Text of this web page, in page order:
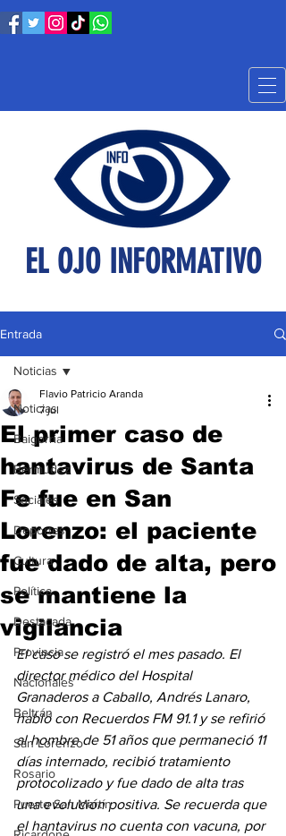
EL OJO INFORMATIVO
Entrada
Noticias
Baigorria
Bermúdez
Sociales
Deportes
Cultura
Política
Destacada
Provincia
Nacionales
Beltrán
San Lorenzo
Rosario
Puerto San Martín
Noticias
El primer caso de
hantavirus de Santa
Fe fue en San
Lorenzo: el paciente
fue dado de alta, pero
se mantiene la
vigilancia
Flavio Patricio Aranda
7 jul
El caso se registró el mes pasado. El
director médico del Hospital
Granaderos a Caballo, Andrés Lanaro,
habló con Recuerdos FM 91.1 y se refirió
al hombre de 51 años que permaneció 11
días internado, recibió tratamiento
protocolizado y fue dado de alta tras
una evolución positiva. Se recuerda que
el hantavirus no cuenta con vacuna, por